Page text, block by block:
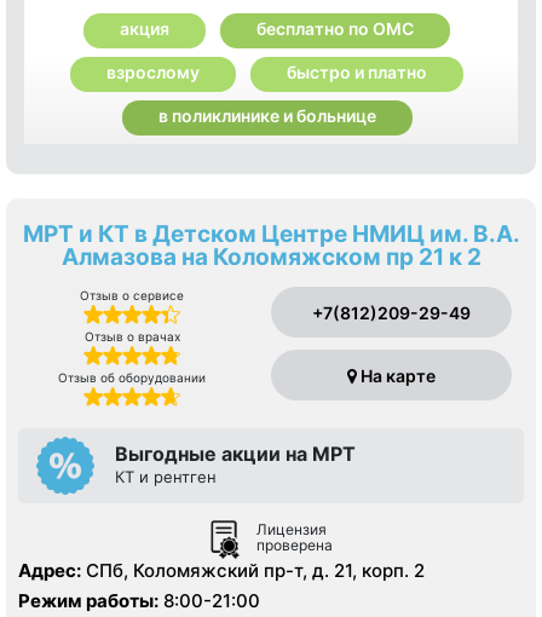
акция бесплатно по ОМС
взрослому быстро и платно
в поликлинике и больнице
МРТ и КТ в Детском Центре НМИЦ им. В.А.
Алмазова на Коломяжском пр 21 к 2
Отзыв о сервисе
Отзыв о врачах
Отзыв об оборудовании
+7(812)209-29-49
На карте
Выгодные акции на МРТ
КТ и рентген
Лицензия
проверена
Адрес: СПб, Коломяжский пр-т, д. 21, корп. 2
Режим работы: 8:00-21:00